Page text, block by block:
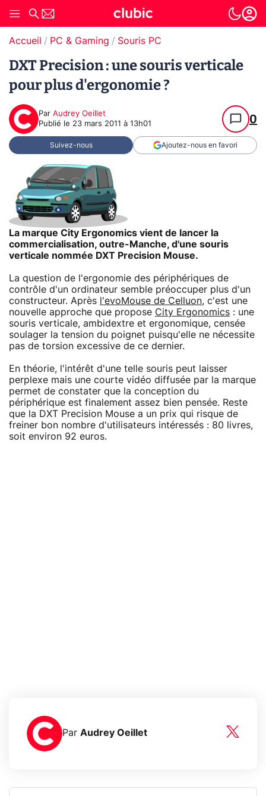
Accueil PC & Gaming Souris PC
DXT Precision : une souris verticale
pour plus d'ergonomie ?
Par Audrey Oeillet
Publié le 23 mars 2011 à 13h01 0
Suivez-nous Ajoutez-nous en favori
La marque City Ergonomics vient de lancer la
commercialisation, outre-Manche, d'une souris
verticale nommée DXT Precision Mouse.
La question de l'ergonomie des périphériques de
contrôle d'un ordinateur semble préoccuper plus d'un
constructeur. Après
l'evoMouse de Celluon, c'est une
nouvelle approche que propose City Ergonomics : une
souris verticale, ambidextre et ergonomique, censée
soulager la tension du poignet puisqu'elle ne nécessite
pas de torsion excessive de ce dernier.
En théorie, l'intérêt d'une telle souris peut laisser
perplexe mais une courte vidéo diffusée par la marque
permet de constater que la conception du
périphérique est finalement assez bien pensée. Reste
que la DXT Precision Mouse a un prix qui risque de
freiner bon nombre d'utilisateurs intéressés : 80 livres,
soit environ 92 euros.
Par Audrey Oeillet